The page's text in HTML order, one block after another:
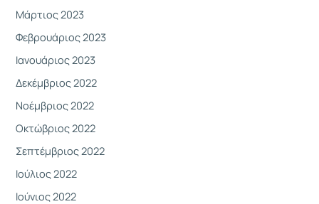
Μάρτιος 2023
Φεβρουάριος 2023
Ιανουάριος 2023
Δεκέμβριος 2022
Νοέμβριος 2022
Οκτώβριος 2022
Σεπτέμβριος 2022
Ιούλιος 2022
Ιούνιος 2022